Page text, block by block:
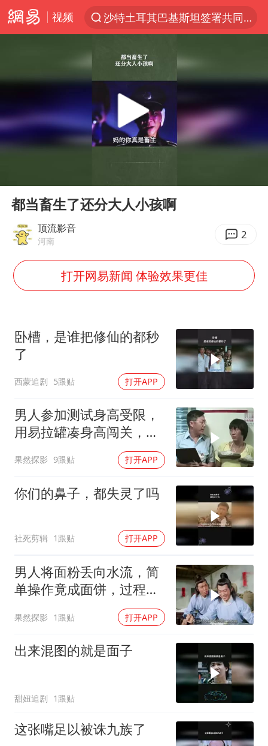
视频
沙特土耳其巴基斯坦签署共同防务协议
台风白海豚已进入24小时警戒线
中国女篮70-67险胜尼日利亚女篮
胜宏科技：股票交易异常波动
U17国足点球大战淘汰河床晋级决赛
国防部：中国军队坚决反制任何闹海挑衅图谋
38岁演员求职万岁山NPC成功
“新疆阿勒泰八月能滑雪”不实
胡彦斌韩磊 谁帮谁
夯实基础开新局
Play
都当畜生了还分大人小孩啊
顶流影音
河南 2
打开网易新闻 体验效果更佳
卧槽，是谁把修仙的都秒
了
西蒙追剧 5跟贴 打开APP
男人参加测试身高受限，
用易拉罐凑身高闯关，这
果然探影 9跟贴 打开APP
你们的鼻子，都失灵了吗
社死剪辑 1跟贴 打开APP
男人将面粉丢向水流，简
单操作竟成面饼，过程神
果然探影 1跟贴 打开APP
出来混图的就是面子
甜妞追剧 1跟贴
这张嘴足以被诛九族了